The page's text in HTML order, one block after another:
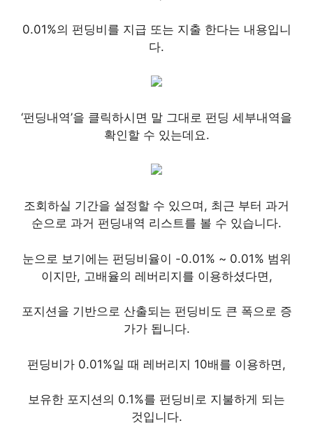
0.01%의 펀딩비를 지급 또는 지출 한다는 내용입니
다.
‘펀딩내역’을 클릭하시면 말 그대로 펀딩 세부내역을
확인할 수 있는데요.
조회하실 기간을 설정할 수 있으며, 최근 부터 과거
순으로 과거 펀딩내역 리스트를 볼 수 있습니다.
눈으로 보기에는 펀딩비율이 -0.01% ~ 0.01% 범위
이지만, 고배율의 레버리지를 이용하셨다면,
포지션을 기반으로 산출되는 펀딩비도 큰 폭으로 증
가가 됩니다.
펀딩비가 0.01%일 때 레버리지 10배를 이용하면,
보유한 포지션의 0.1%를 펀딩비로 지불하게 되는
것입니다.